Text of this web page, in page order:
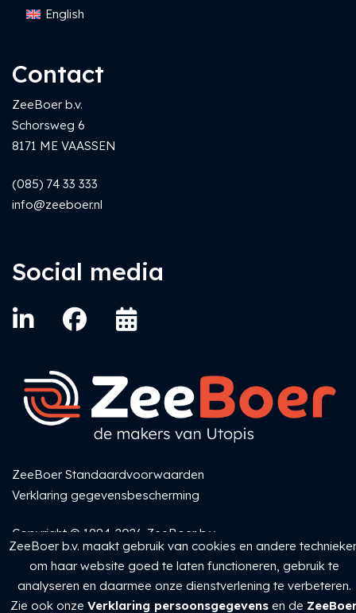
English
Contact
ZeeBoer b.v.
Schorsweg 6
8171 ME VAASSEN
(085) 74 33 333
info@zeeboer.nl
Social media
ZeeBoer Standaardvoorwaarden
Verklaring gegevensbescherming
Copyright © 1984-2026 ZeeBoer b.v.
ZeeBoer b.v. maakt gebruik van cookies en andere
om haar website goed te laten functioneren, gebruik te
analyseren en daarmee onze dienstverlening te verbeteren.
Zie ook onze Verklaring persoonsgegevens en de